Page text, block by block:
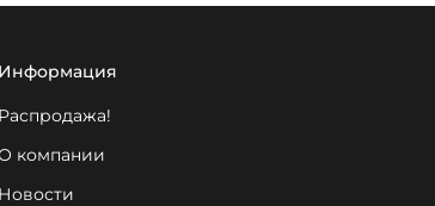
Информация
Распродажа!
компании
Новости